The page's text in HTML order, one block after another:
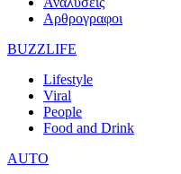
Αρθρογραφοι
BUZZLIFE
Lifestyle
Viral
People
Food and Drink
AUTO